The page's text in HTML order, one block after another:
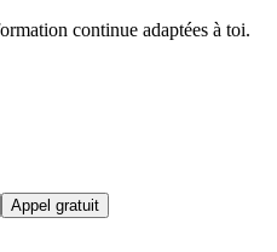
continue adaptées à toi.
Appel gratuit